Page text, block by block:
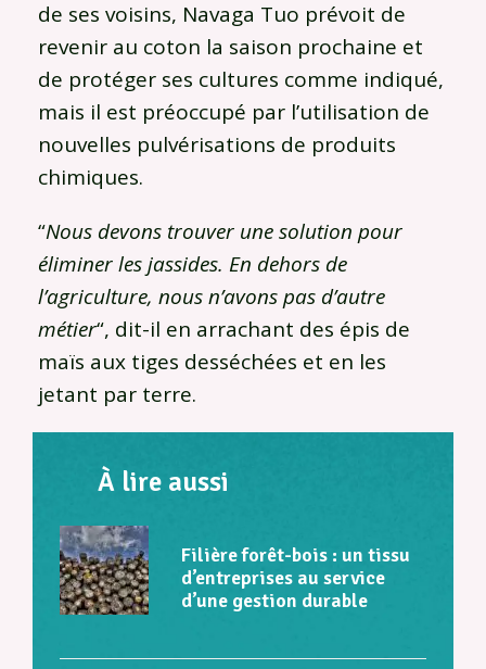
de ses voisins, Navaga Tuo prévoit de
revenir au coton la saison prochaine et
de protéger ses cultures comme indiqué,
mais il est préoccupé par l’utilisation de
nouvelles pulvérisations de produits
chimiques.
“Nous devons trouver une solution pour
éliminer les jassides. En dehors de
l’agriculture, nous n’avons pas d’autre
métier“, dit-il en arrachant des épis de
maïs aux tiges desséchées et en les
jetant par terre.
À lire aussi
Filière forêt-bois : un tissu
d’entreprises au service
d’une gestion durable